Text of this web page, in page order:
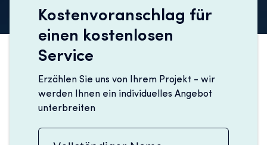
Kostenvoranschlag für
einen kostenlosen
Service
Erzählen Sie uns von Ihrem Projekt - wir
werden Ihnen ein individuelles Angebot
unterbreiten